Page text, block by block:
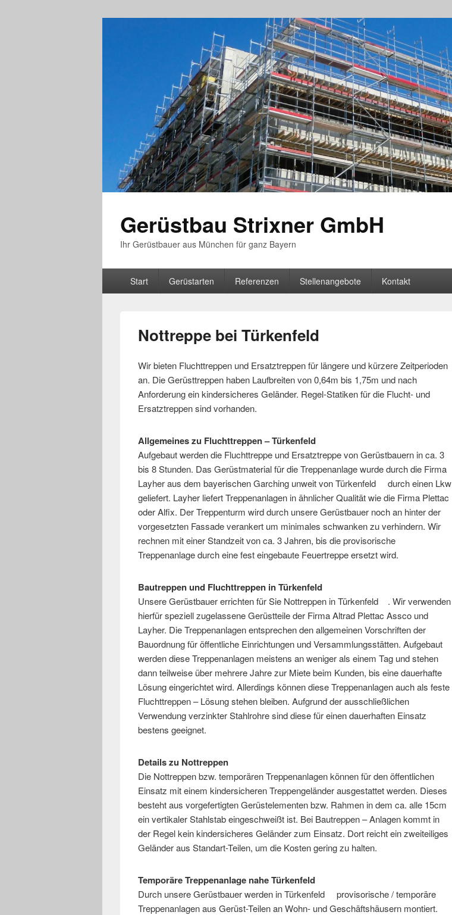
Gerüstbau Strixner GmbH
Ihr Gerüstbauer aus München für ganz Bayern
Start Gerüstarten Referenzen Stellenangebote Kontakt
Nottreppe bei Türkenfeld
Wir bieten Fluchttreppen und Ersatztreppen für längere und kürzere Zeitperioden
an. Die Gerüsttreppen haben Laufbreiten von 0,64m bis 1,75m und nach
Anforderung ein kindersicheres Geländer. Regel-Statiken für die Flucht- und
Ersatztreppen sind vorhanden.
Allgemeines zu Fluchttreppen – Türkenfeld
Aufgebaut werden die Fluchttreppe und Ersatztreppe von Gerüstbauern in ca. 3
bis 8 Stunden. Das Gerüstmaterial für die Treppenanlage wurde durch die Firma
Layher aus dem bayerischen Garching unweit von Türkenfeld durch einen Lkw
geliefert. Layher liefert Treppenanlagen in ähnlicher Qualität wie die Firma Plettac
oder Alfix. Der Treppenturm wird durch unsere Gerüstbauer noch an hinter der
vorgesetzten Fassade verankert um minimales schwanken zu verhindern. Wir
rechnen mit einer Standzeit von ca. 3 Jahren, bis die provisorische
Treppenanlage durch eine fest eingebaute Feuertreppe ersetzt wird.
Bautreppen und Fluchttreppen in Türkenfeld
Unsere Gerüstbauer errichten für Sie Nottreppen in Türkenfeld . Wir verwenden
hierfür speziell zugelassene Gerüstteile der Firma Altrad Plettac Assco und
Layher. Die Treppenanlagen entsprechen den allgemeinen Vorschriften der
Bauordnung für öffentliche Einrichtungen und Versammlungsstätten. Aufgebaut
werden diese Treppenanlagen meistens an weniger als einem Tag und stehen
dann teilweise über mehrere Jahre zur Miete beim Kunden, bis eine dauerhafte
Lösung eingerichtet wird. Allerdings können diese Treppenanlagen auch als feste
Fluchttreppen – Lösung stehen bleiben. Aufgrund der ausschließlichen
Verwendung verzinkter Stahlrohre sind diese für einen dauerhaften Einsatz
bestens geeignet.
Details zu Nottreppen
Die Nottreppen bzw. temporären Treppenanlagen können für den öffentlichen
Einsatz mit einem kindersicheren Treppengeländer ausgestattet werden. Dieses
besteht aus vorgefertigten Gerüstelementen bzw. Rahmen in dem ca. alle 15cm
ein vertikaler Stahlstab eingeschweißt ist. Bei Bautreppen – Anlagen kommt in
der Regel kein kindersicheres Geländer zum Einsatz. Dort reicht ein zweiteiliges
Geländer aus Standart-Teilen, um die Kosten gering zu halten.
Temporäre Treppenanlage nahe Türkenfeld
Durch unsere Gerüstbauer werden in Türkenfeld provisorische / temporäre
Treppenanlagen aus Gerüst-Teilen an Wohn- und Geschäftshäusern montiert.